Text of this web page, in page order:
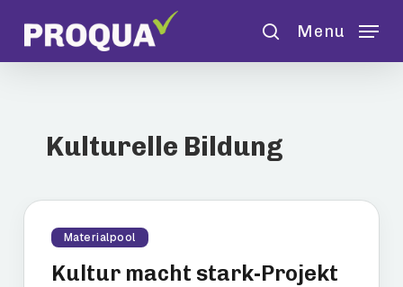
main
searchMenu
Kulturelle Bildung
Materialpool
Kultur macht stark-Projekt